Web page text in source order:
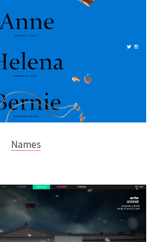
Names